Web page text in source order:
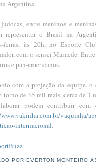
Argentina.
entre meninos e
representar o Brasil na
feiras, às 20h, no Esporte
com o sensei Mamede.
e pan-americanos.
com a projeção da equipe,
torno de 35 mil reais, cerca de 3
podem contribuir
vaquinha/
internacional.
POR EVERTON MONTEIRO